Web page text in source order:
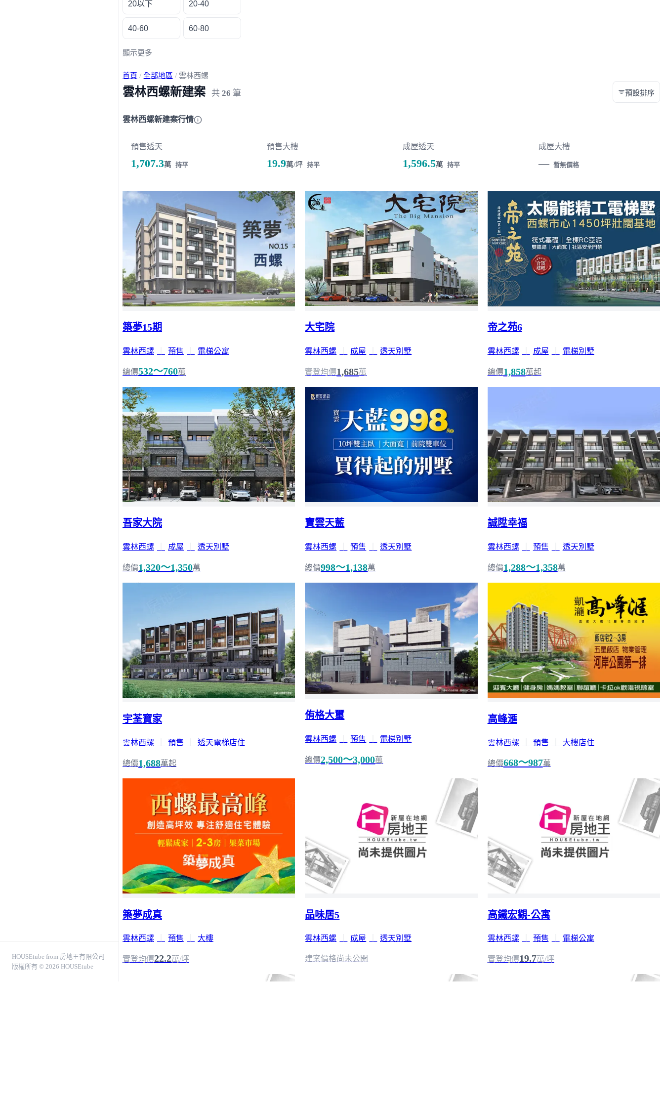
HOUSEtube from 房地王有限公司
版權所有 © 2026 HOUSEtube
20以下 20-40
40-60 60-80
顯示更多
首頁 / 全部地區 / 雲林西螺
雲林西螺新建案 共 26 筆 預設排序
雲林西螺新建案行情
預售透天
1,707.3萬 持平
預售大樓
19.9萬/坪 持平
成屋透天
1,596.5萬 持平
成屋大樓
— 暫無價格
載入失敗，請重新整理
築夢15期
雲林西螺 預售 電梯公寓
總價532～760萬
大宅院
雲林西螺 成屋 透天別墅
實登均價1,685萬
帝之苑6
雲林西螺 成屋 電梯別墅
總價1,858萬起
吾家大院
雲林西螺 成屋 透天別墅
總價1,320～1,350萬
寶雲天藍
雲林西螺 預售 透天別墅
總價998～1,138萬
誠陞幸福
雲林西螺 預售 透天別墅
總價1,288～1,358萬
宇荃寶家
雲林西螺 預售 透天電梯店住
總價1,688萬起
侑格大璽
雲林西螺 預售 電梯別墅
總價2,500～3,000萬
高峰滙
雲林西螺 預售 大樓店住
總價668～987萬
築夢成真
雲林西螺 預售 大樓
實登均價22.2萬/坪
品味居5
雲林西螺 成屋 透天別墅
建案價格尚未公開
高鐵宏觀-公寓
雲林西螺 預售 電梯公寓
實登均價19.7萬/坪